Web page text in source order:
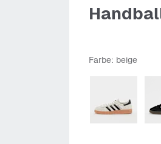
Farbe: beige